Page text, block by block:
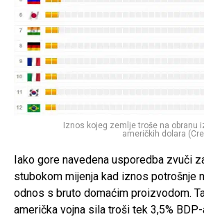
Iznos kojeg zemlje troše na obranu
američkih dolara
Iako gore navedena usporedba zvuči
stubokom mijenja kad iznos potrošnje
odnos s bruto domaćim proizvodom.
američka vojna sila troši tek 3,5%